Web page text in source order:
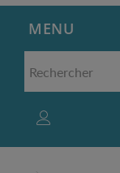
MENU